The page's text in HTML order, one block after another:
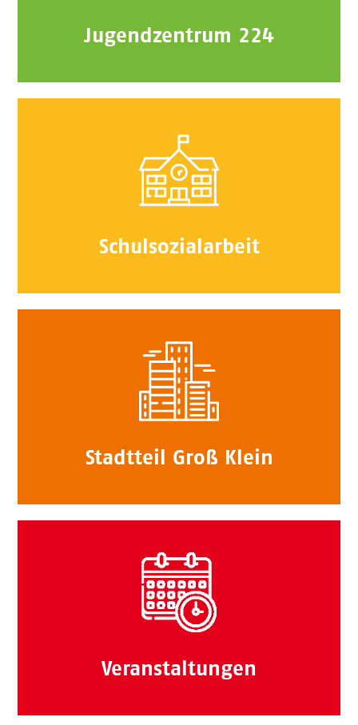
Jugendzentrum 224
Schulsozialarbeit
Stadtteil Groß Klein
Veranstaltungen